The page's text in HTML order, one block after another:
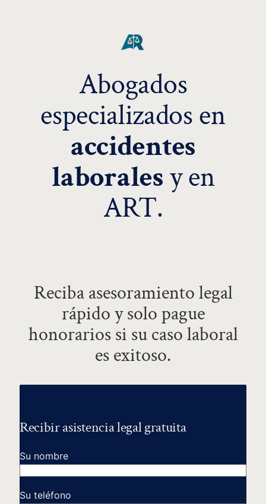
Abogados
especializados en
accidentes
laboralesy en
ART.
Reciba asesoramiento legal
rápido y solo pague
honorarios si su caso laboral
es exitoso.
Recibir asistencia legal gratuita
Su nombre
Su teléfono